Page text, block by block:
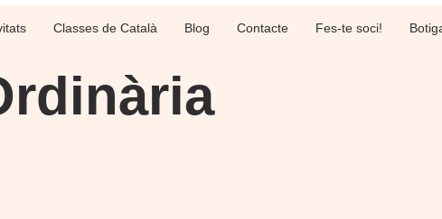
Classes de Català Blog Contacte Fes-te soci!